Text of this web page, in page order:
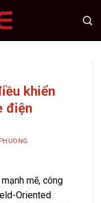
khiển
điện
mẽ, công
Oriented